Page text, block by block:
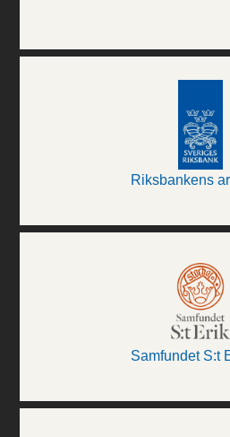
Riksbankens
Samfundet S:t